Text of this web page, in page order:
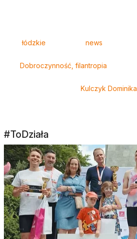
łódzkie news
Dobroczynność, filantropia
Kulczyk Dominika
#ToDziała